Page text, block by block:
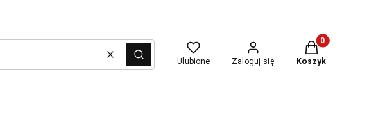
WyczyśćSzukaj Ulubione Zaloguj się
Produkty w
Koszyk